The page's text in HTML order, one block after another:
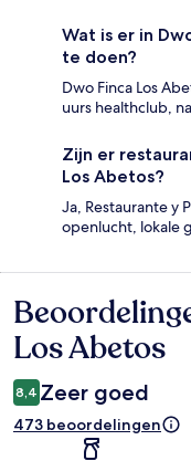
Wat is er in
te doen?
Dwo Finca Los
uurs healthclub,
Zijn er
Los Abetos?
Ja, Restaurante y
openlucht, lokale
Los Abetos
8,4 Zeer goed
473 beoordelingen